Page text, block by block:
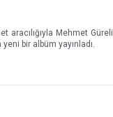
aracılığıyla Mehmet Güreli
bir albüm yayınladı.